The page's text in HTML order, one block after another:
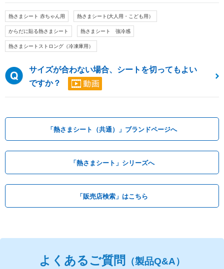
熱さまシート 赤ちゃん用 熱さまシート(大人用・こども用）
からだに貼る熱さまシート 熱さまシート 強冷感
熱さまシートストロング（冷凍庫用）
サイズが合わない場合、シートを切ってもよい
ですか？
「熱さまシート（共通）」ブランドページへ
「熱さまシート」シリーズへ
「販売店検索」はこちら
よくあるご質問 （製品Q&A）